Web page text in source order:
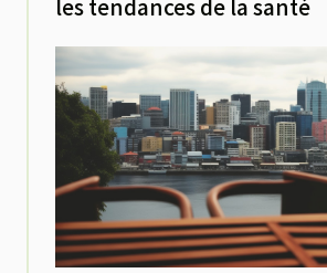
les tendances de la santé